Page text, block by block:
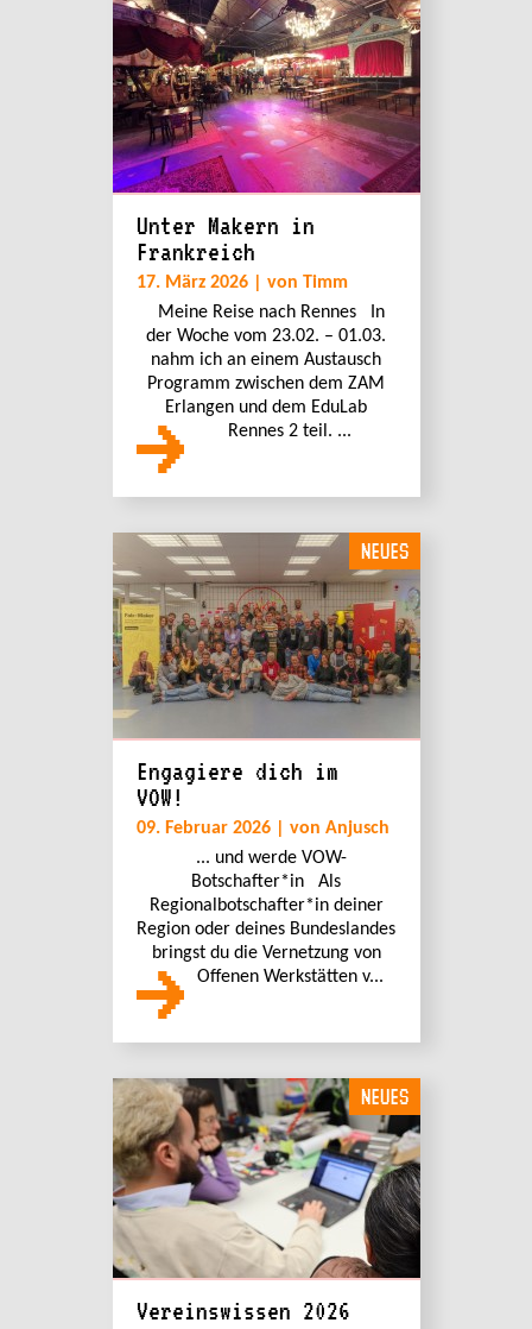
Unter Makern in
Frankreich
17. März 2026 | von Timm
Meine Reise nach Rennes In
der Woche vom 23.02. – 01.03.
nahm ich an einem Austausch
Programm zwischen dem ZAM
Erlangen und dem EduLab
Rennes 2 teil. ...
NEUES
Engagiere dich im
VOW!
09. Februar 2026 | von Anjusch
... und werde VOW-
Botschafter*in Als
Regionalbotschafter*in deiner
Region oder deines Bundeslandes
bringst du die Vernetzung von
Offenen Werkstätten v...
NEUES
Vereinswissen 2026